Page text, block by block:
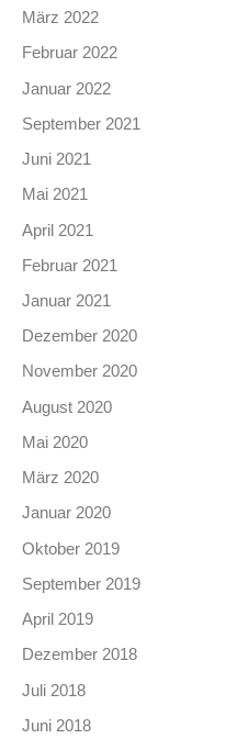
März 2022
Februar 2022
Januar 2022
September 2021
Juni 2021
Mai 2021
April 2021
Februar 2021
Januar 2021
Dezember 2020
November 2020
August 2020
Mai 2020
März 2020
Januar 2020
Oktober 2019
September 2019
April 2019
Dezember 2018
Juli 2018
Juni 2018